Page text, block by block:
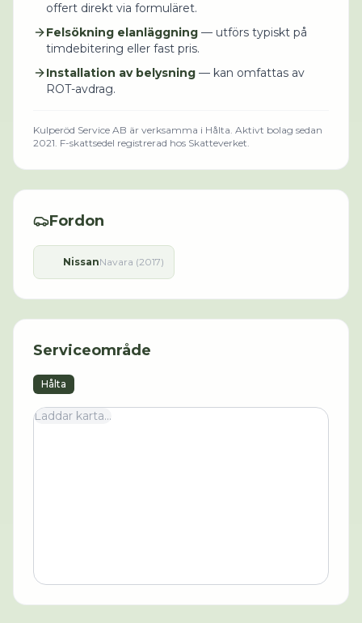
offert direkt via formuläret.
Felsökning elanläggning — utförs typiskt på
timdebitering eller fast pris.
Installation av belysning — kan omfattas av
ROT-avdrag.
Kulperöd Service AB är verksamma i Hålta. Aktivt bolag sedan
2021. F-skattsedel registrerad hos Skatteverket.
Fordon
NissanNavara (2017)
Serviceområde
Hålta
Laddar karta...